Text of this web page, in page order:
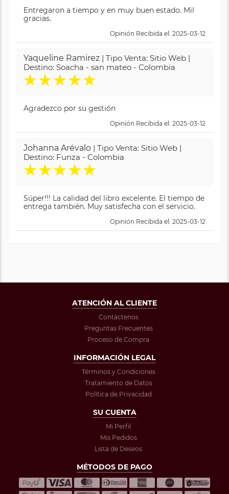
Entregaron a tiempo y en muy buen estado. Mil
gracias.
Opinión Recibida el: 2025-03-12
Yaqueline Ramirez | Tipo Venta: Sitio Web |
Destino: Soacha - san mateo - Colombia
★★★★★
Agradezco por su gestión
Opinión Recibida el: 2025-03-12
Johanna Arévalo | Tipo Venta: Sitio Web |
Destino: Funza - Colombia
★★★★★
Súper!!! La calidad del libro excelente. El tiempo de
entrega también. Muy satisfecha con el servicio.
Opinión Recibida el: 2025-03-12
ATENCIÓN AL CLIENTE
Contáctenos
Preguntas Frecuentes
Proceso de Compra
INFORMACIÓN LEGAL
Términos y Condiciones
Tratamiento de Datos
Política de Privacidad
SU CUENTA
Mi Perfil
Mis Pedidos
Lista de Deseos
MÉTODOS DE PAGO